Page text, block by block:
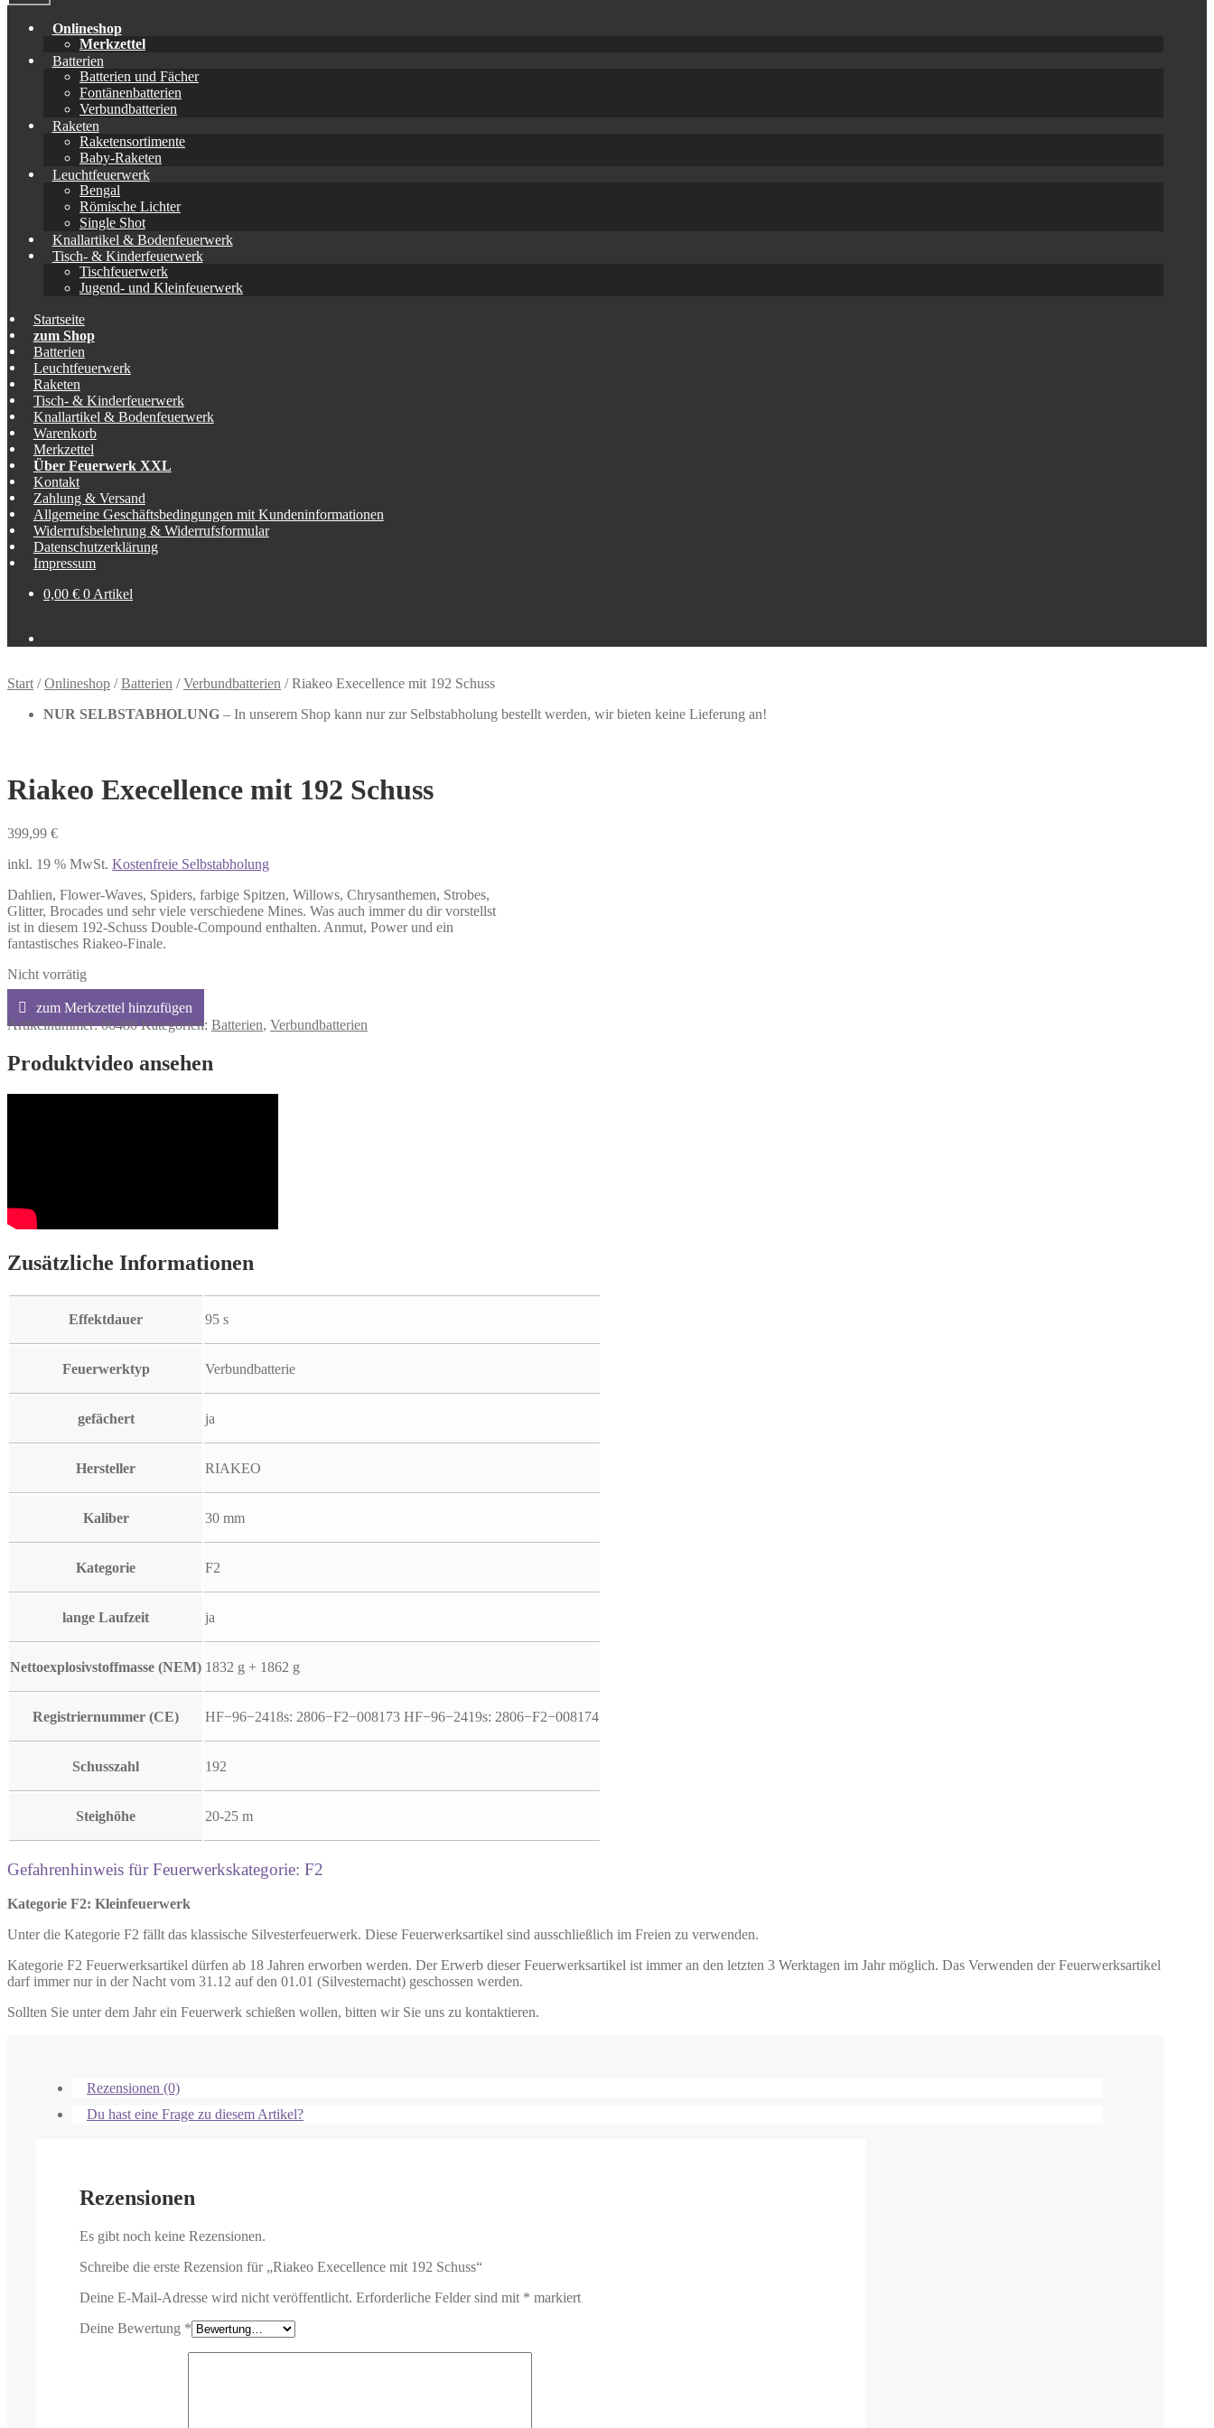
Onlineshop
Merkzettel
Batterien
Batterien und Fächer
Fontänenbatterien
Verbundbatterien
Raketen
Raketensortimente
Baby-Raketen
Leuchtfeuerwerk
Bengal
Römische Lichter
Single Shot
Knallartikel & Bodenfeuerwerk
Tisch- & Kinderfeuerwerk
Tischfeuerwerk
Jugend- und Kleinfeuerwerk
Startseite
zum Shop
Batterien
Leuchtfeuerwerk
Raketen
Tisch- & Kinderfeuerwerk
Knallartikel & Bodenfeuerwerk
Warenkorb
Merkzettel
Über Feuerwerk XXL
Kontakt
Zahlung & Versand
Allgemeine Geschäftsbedingungen mit Kundeninformationen
Widerrufsbelehrung & Widerrufsformular
Datenschutzerklärung
Impressum
0,00 € 0 Artikel
Start /Onlineshop /Batterien /Verbundbatterien /Riakeo Execellence mit 192 Schuss
NUR SELBSTABHOLUNG – In unserem Shop kann nur zur Selbstabholung bestellt werden, wir bieten keine Lieferung an!
Riakeo Execellence mit 192 Schuss
399,99 €
inkl. 19 % MwSt. Kostenfreie Selbstabholung
Dahlien, Flower-Waves, Spiders, farbige Spitzen, Willows, Chrysanthemen, Strobes,
Glitter, Brocades und sehr viele verschiedene Mines. Was auch immer du dir vorstellst
ist in diesem 192-Schuss Double-Compound enthalten. Anmut, Power und ein
fantastisches Riakeo-Finale.
Nicht vorrätig
Artikelnummer:06480 Kategorien: Batterien, Verbundbatterien
Produktvideo ansehen
Zusätzliche Informationen
Effektdauer 95 s
Feuerwerktyp Verbundbatterie
gefächert ja
Hersteller RIAKEO
Kaliber 30 mm
Kategorie F2
lange Laufzeit ja
Nettoexplosivstoffmasse (NEM) 1832 g + 1862 g
Registriernummer (CE) HF−96−2418s: 2806−F2−008173 HF−96−2419s: 2806−F2−008174
Schusszahl 192
Steighöhe 20-25 m
Gefahrenhinweis für Feuerwerkskategorie: F2
Kategorie F2: Kleinfeuerwerk
Unter die Kategorie F2 fällt das klassische Silvesterfeuerwerk. Diese Feuerwerksartikel sind ausschließlich im Freien zu verwenden.
Kategorie F2 Feuerwerksartikel dürfen ab 18 Jahren erworben werden. Der Erwerb dieser Feuerwerksartikel ist immer an den letzten 3 Werktagen im Jahr möglich. Das Verwenden der Feuerwerksartikel
darf immer nur in der Nacht vom 31.12 auf den 01.01 (Silvesternacht) geschossen werden.
Sollten Sie unter dem Jahr ein Feuerwerk schießen wollen, bitten wir Sie uns zu kontaktieren.
Rezensionen (0)
Du hast eine Frage zu diesem Artikel?
Rezensionen
Es gibt noch keine Rezensionen.
Schreibe die erste Rezension für „Riakeo Execellence mit 192 Schuss“
Deine E-Mail-Adresse wird nicht veröffentlicht. Erforderliche Felder sind mit * markiert
Deine Bewertung *